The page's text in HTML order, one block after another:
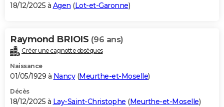
18/12/2025 à Agen (Lot-et-Garonne)
Raymond BRIOIS (96 ans)
Créer une cagnotte obsèques
Naissance
01/05/1929 à Nancy(Meurthe-et-Moselle)
Décès
18/12/2025 à Lay-Saint-Christophe (Meurthe-et-Moselle)